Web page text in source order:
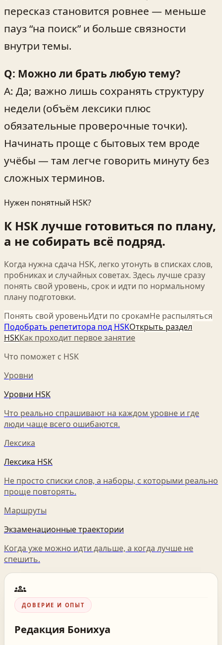
пересказ становится ровнее — меньше
пауз “на поиск” и больше связности
внутри темы.
Q: Можно ли брать любую тему?
A: Да; важно лишь сохранять структуру
недели (объём лексики плюс
обязательные проверочные точки).
Начинать проще с бытовых тем вроде
учёбы — там легче говорить минуту без
сложных терминов.
Нужен понятный HSK?
К HSK лучше готовиться по плану,
а не собирать всё подряд.
Когда нужна сдача HSK, легко утонуть в списках слов,
пробниках и случайных советах. Здесь лучше сразу
понять свой уровень, срок и идти по нормальному
плану подготовки.
Понять свой уровеньИдти по срокамНе распыляться
Подобрать репетитора под HSKОткрыть раздел
HSKКак проходит первое занятие
Что поможет с HSK
Уровни
Уровни HSK
Что реально спрашивают на каждом уровне и где
люди чаще всего ошибаются.
Лексика
Лексика HSK
Не просто списки слов, а наборы, с которыми реально
проще повторять.
Маршруты
Экзаменационные траектории
Когда уже можно идти дальше, а когда лучше не
спешить.
groups
ДОВЕРИЕ И ОПЫТ
Редакция Бонихуа